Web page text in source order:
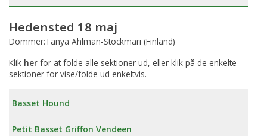
Hedensted 18 maj
Dommer:Tanya Ahlman-Stockmari (Finland)
Klik her for at folde alle sektioner ud, eller klik på de enkelte
sektioner for vise/folde ud enkeltvis.
Basset Hound
Petit Basset Griffon Vendeen